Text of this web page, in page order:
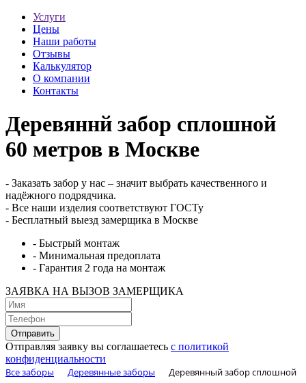
Услуги
Цены
Наши работы
Отзывы
Калькулятор
О компании
Контакты
Деревяннй забор сплошной
60 метров в Mocквe
- Заказать забор у нас – значит выбрать качественного и
надёжного подрядчика.
- Все наши изделия соответствуют ГОСТу
- Бесплатный выезд замерщика в Mocквe
- Быстрый монтаж
- Минимальная предоплата
- Гарантия 2 года на монтаж
ЗАЯВКА НА ВЫЗОВ ЗАМЕРЩИКА
Отправляя заявку вы соглашаетесь с политикой
конфиденциальности
Все заборы Деревянные заборы Деревянный забор сплошной